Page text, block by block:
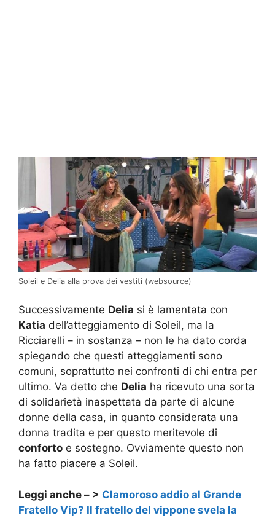
Soleil e Delia alla prova dei vestiti (websource)
Successivamente Delia si è lamentata con
Katia dell’atteggiamento di Soleil, ma la
Ricciarelli – in sostanza – non le ha dato corda
spiegando che questi atteggiamenti sono
comuni, soprattutto nei confronti di chi entra per
ultimo. Va detto che Delia ha ricevuto una sorta
di solidarietà inaspettata da parte di alcune
donne della casa, in quanto considerata una
donna tradita e per questo meritevole di
conforto e sostegno. Ovviamente questo non
ha fatto piacere a Soleil.
Leggi anche – > Clamoroso addio al Grande
Fratello Vip? Il fratello del vippone svela la